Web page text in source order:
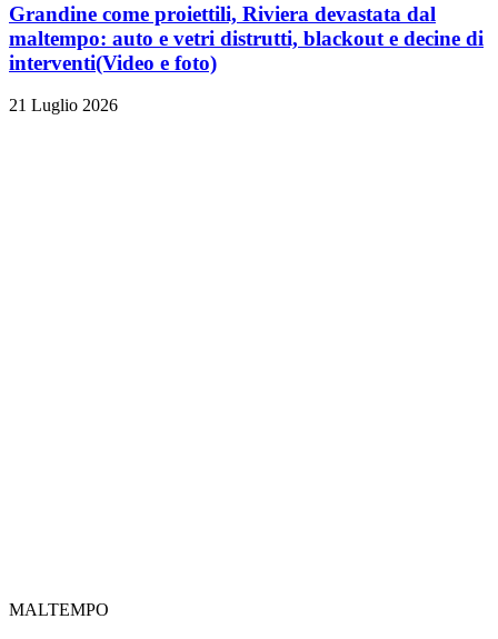
Grandine come proiettili, Riviera devastata dal
maltempo: auto e vetri distrutti, blackout e decine di
interventi(Video e foto)
21 Luglio 2026
MALTEMPO